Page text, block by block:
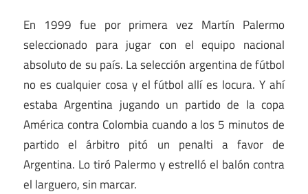
En 1999 fue por primera vez Martín Palermo
seleccionado para jugar con el equipo nacional
absoluto de su país. La selección argentina de fútbol
no es cualquier cosa y el fútbol allí es locura. Y ahí
estaba Argentina jugando un partido de la copa
América contra Colombia cuando a los 5 minutos de
partido el árbitro pitó un penalti a favor de
Argentina. Lo tiró Palermo y estrelló el balón contra
el larguero, sin marcar.